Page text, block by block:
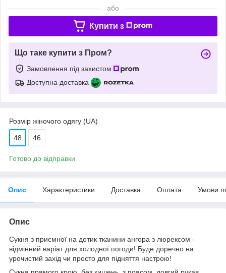
або
Купити з
Що таке купити з Пром?
Замовлення під захистом
Доступна доставка
Розмір жіночого одягу (UA)
48 46
Готово до відправки
Опис Характеристики Доставка Оплата Умови
Опис
Сукня з приємної на дотик тканини ангора з люрексом -
відмінний варіат для холодної погоди! Буде доречно на
урочистий захід чи просто для підняття настрою!